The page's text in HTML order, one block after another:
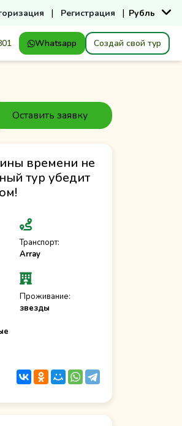
| Регистрация | Рубль
Whatsapp Создай свой тур
Оставить заявку
времени не
тур убедит
Транспорт:
Array
Проживание:
звезды